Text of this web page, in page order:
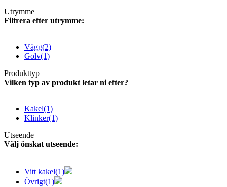
Utrymme
Filtrera efter utrymme:
Vägg(2)
Golv(1)
Produkttyp
Vilken typ av produkt letar ni efter?
Kakel(1)
Klinker(1)
Utseende
Välj önskat utseende:
Vitt kakel(1)
Övrigt(1)